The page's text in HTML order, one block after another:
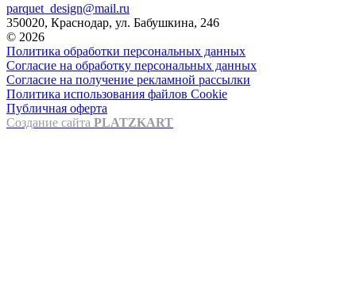
parquet_design@mail.ru
350020, Краснодар, ул. Бабушкина, 246
© 2026
Политика обработки персональных данных
Согласие на обработку персональных данных
Согласие на получение рекламной рассылки
Политика использования файлов Cookie
Публичная оферта
Создание сайта PLATZKART